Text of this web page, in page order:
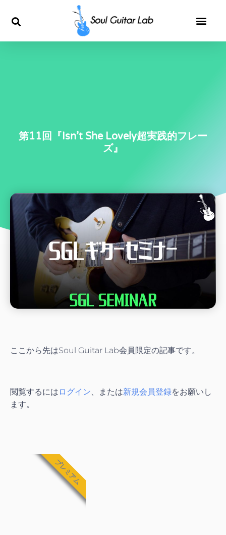
第11回『Isn’t She Lovely超実践的フレー
ズ』
ここから先はSoul Guitar Lab会員限定の記事です。
閲覧するには ログイン、または新規会員登録をお願いし
ます。
プレミアム